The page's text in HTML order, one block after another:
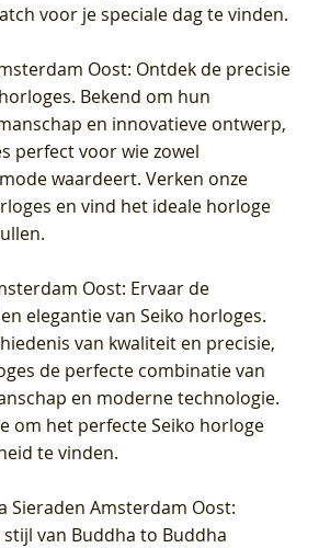
voor je speciale dag te vinden.
Oost: Ontdek de precisie
Bekend om hun
en innovatieve ontwerp,
perfect voor wie zowel
waardeert. Verken onze
en vind het ideale horloge
Oost: Ervaar de
elegantie van Seiko horloges.
van kwaliteit en precisie,
de perfecte combinatie van
en moderne technologie.
om het perfecte Seiko horloge
te vinden.
Sieraden Amsterdam Oost:
van Buddha to Buddha